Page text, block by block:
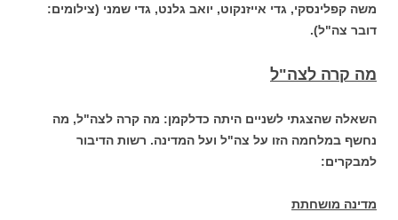
משה קפלינסקי, גדי אייזנקוט, יואב גלנט, גדי שמני (צילומים:
דובר צה"ל).
מה קרה לצה"ל
השאלה שהצגתי לשניים היתה כדלקמן: מה קרה לצה"ל, מה
נחשף במלחמה הזו על צה"ל ועל המדינה. רשות הדיבור
למבקרים:
מדינה מושחתת